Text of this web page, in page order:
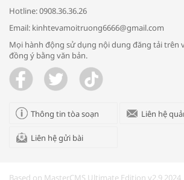
Trao yêu thương cho
Hotline: 0908.36.36.26
Email: kinhtevamoitruong6666@gmail.com
Mọi hành động sử dụng nội dung đăng tải trên
đồng ý bằng văn bản.
Thông tin tòa soạn Liên hệ
Liên hệ gửi bài
Based on MasterCMS Ultimate Edition v2.9 2024